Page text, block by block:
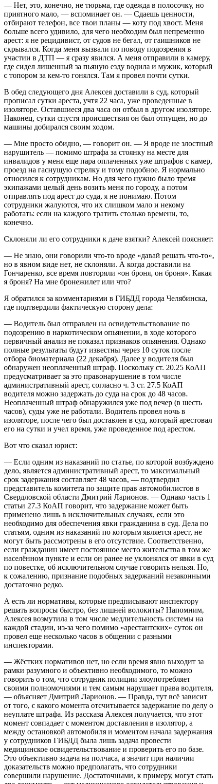
— Нет, это, конечно, не тюрьма, где одежда в полосочку, но
приятного мало, — вспоминает он. — Сдаешь ценности,
отбирают телефон, все твои планы — коту под хвост. Меня
больше всего удивило, для чего необходим был непременно
арест: я не рецидивист, от судов не бегал, от гаишников не
скрывался. Когда меня вызвали по поводу подозрения в
участии в ДТП — я сразу явился. А меня отправили в камеру,
где сидел лишенный за пьяную езду водила и мужик, который
с топором за кем-то гонялся. Там я провел почти сутки.
В обед следующего дня Алексея доставили в суд, который
прописал сутки ареста, учтя 22 часа, уже проведенные в
изоляторе. Оставшиеся два часа он отбыл в другом изоляторе.
Наконец, сутки спустя происшествия он был отпущен, но до
машины добирался своим ходом.
— Мне просто обидно, — говорит он. — Я вроде не злостный
нарушитель — помимо штрафа за стоянку на месте для
инвалидов у меня еще пара оплаченных уже штрафов с камер,
проезд на гаснущую стрелку и тому подобное. Я нормально
относился к сотрудникам. Но для чего нужно было тремя
экипажами целый день возить меня по городу, а потом
отправлять под арест до суда, я не понимаю. Потом
сотрудники жалуются, что их слишком мало и некому
работать: если на каждого тратить столько времени, то,
конечно.
Склоняли ли его сотрудники к даче взятки? Алексей поясняет:
— Не знаю, они говорили что-то вроде «давай решать что-то»,
но в явном виде нет, не склоняли. А когда доставили на
Гончаренко, все время повторяли «он броня, он броня». Какая
я броня? На мне бронежилет или что?
Я обратился за комментариями в ГИБДД города Челябинска,
где подтвердили фактическую сторону дела:
— Водитель был отправлен на освидетельствование по
подозрению в наркотическом опьянении, в ходе которого
первичный анализ не показал признаков опьянения. Однако
полные результаты будут известны через 10 суток после
отбора биоматериала (22 декабря). Далее у водителя был
обнаружен неоплаченный штраф. Поскольку ст. 20.25 КоАП
предусматривает за это правонарушение в том числе
административный арест, согласно ч. 3 ст. 27.5 КоАП
водителя можно задержать до суда на срок до 48 часов.
Неоплаченный штраф обнаружился уже под вечер (в шесть
часов), суды уже не работали. Водитель провел ночь в
изоляторе, после чего был доставлен в суд, который арестовал
его на сутки и учел время, уже проведенное под арестом.
Вот что сказал юрист:
— Если одним из наказаний по статье, по которой возбуждено
дело, является административный арест, то максимальный
срок задержания составляет 48 часов, — подтвердил
представитель комитета по защите прав автомобилистов в
Свердловской области Дмитрий Ларионов. — Однако часть 1
статьи 27.3 КоАП говорит, что задержание может быть
применено лишь в исключительных случаях, если это
необходимо для обеспечения явки гражданина в суд. Дела по
статьям, одним из наказаний по которым является арест, не
могут быть рассмотрены в его отсутствие. Соответственно,
если гражданин имеет постоянное место жительства в том же
населённом пункте и если он ранее не уклонялся от явки в суд
по повестке, об исключительном случае говорить нельзя. Но,
к сожалению, признание подобных задержаний незаконными
достаточно редко.
А есть ли нормативы, которые предписывают инспектору
решать вопросы быстро, без лишней волокиты? Напомним,
Алексея возмутила в том числе медлительность системы на
каждой стадии, из-за чего помимо «арестантских» суток он
провел еще несколько часов в общении с разными
инспекторами.
— Жёстких нормативов нет, но если время явно выходит за
рамки разумного и объективно необходимого, то можно
говорить о том, что сотрудник полиции злоупотребляет
своими полномочиями и тем самым нарушает права водителя,
— объясняет Дмитрий Ларионов. — Правда, тут всё зависит
от того, с какого момента отсчитывается задержание по делу о
неуплате штрафа. Из рассказа Алексея получается, что этот
момент совпадает с моментом доставления в изолятор, а
между остановкой автомобиля и моментом начала задержания
у сотрудников ГИБДД была лишь задача провести
медицинское освидетельствование и проверить его по базе.
Это объективно задача на полчаса, а значит при наличии
доказательств можно предполагать, что сотрудники
совершили нарушение. Достаточными, к примеру, могут стать